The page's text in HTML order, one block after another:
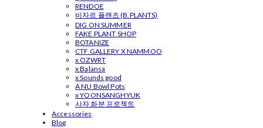
RENDOE
비자르 플랜츠 (B.PLANTS)
DIG ON SUMMER
FAKE PLANT SHOP
BOTANIZE
CTF GALLERY X NAMMOO
x OZWRT
x Balansa
x Sounds good
A NU Bowl Pots
x YOONSANGHYUK
사자 화분 프로젝트
Accessories
Blog